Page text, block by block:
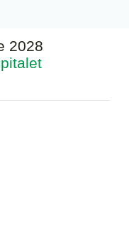
2028